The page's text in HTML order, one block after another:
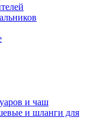
и чаш
и шланги для